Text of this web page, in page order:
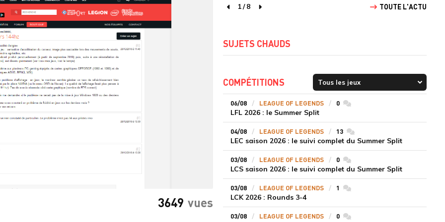
3649 vues
page précédente
1/8
page suivante
TOUTE L'ACTU
SUJETS CHAUDS
COMPÉTITIONS
06/08 LEAGUE OF LEGENDS 0commentaires
LFL 2026 : le Summer Split
04/08 LEAGUE OF LEGENDS 13commentaires
LEC saison 2026 : le suivi complet du Summer Split
03/08 LEAGUE OF LEGENDS 0commentaires
LCS saison 2026 : le suivi complet du Summer Split
03/08 LEAGUE OF LEGENDS 1 commentaires
LCK 2026 : Rounds 3-4
03/08 LEAGUE OF LEGENDS 0commentaires